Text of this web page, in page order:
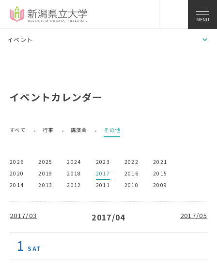
MENU
イベント
イベントカレンダー
すべて 行事 講演会 その他
2026 2025 2024 2023 2022
2021
2020
2019 2018 2017 2016
2015
2014
2013 2012 2011 2010 2009
2017/03 2017/05
2017/04
1 SAT